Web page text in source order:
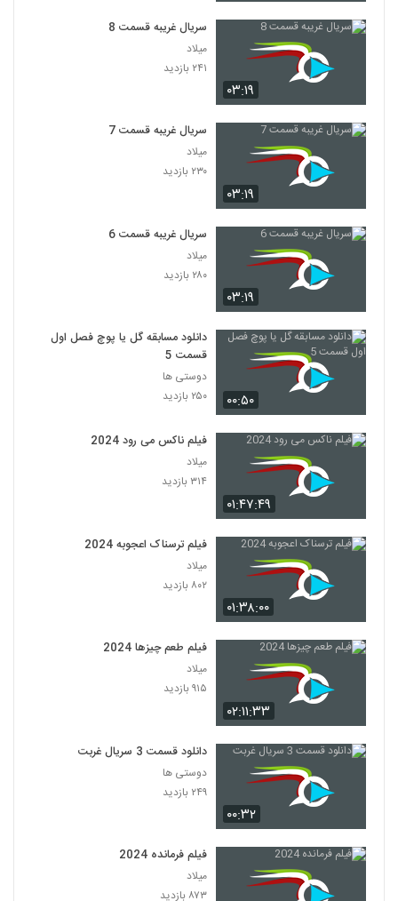
۰۳:۱۹
سریال غریبه قسمت 8
میلاد
۲۴۱ بازدید
۰۳:۱۹
سریال غریبه قسمت 7
میلاد
۲۳۰ بازدید
۰۳:۱۹
سریال غریبه قسمت 6
میلاد
۲۸۰ بازدید
۰۰:۵۰
دانلود مسابقه گل یا پوچ فصل اول
قسمت 5
دوستی ها
۲۵۰ بازدید
۰۱:۴۷:۴۹
فیلم ناکس می رود 2024
میلاد
۳۱۴ بازدید
۰۱:۳۸:۰۰
فیلم ترسناک اعجوبه 2024
میلاد
۸۰۲ بازدید
۰۲:۱۱:۳۳
فیلم طعم چیزها 2024
میلاد
۹۱۵ بازدید
۰۰:۳۲
دانلود قسمت 3 سریال غربت
دوستی ها
۲۴۹ بازدید
فیلم فرمانده 2024
میلاد
۸۷۳ بازدید